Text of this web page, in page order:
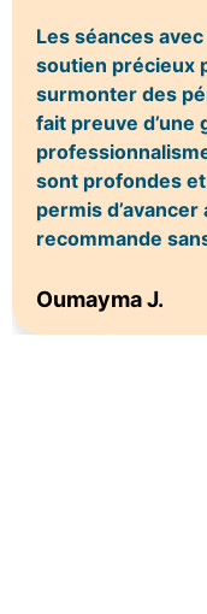
Les séances
soutien précieux
surmonter des
fait preuve d’une
sont profondes et
permis
recommande
Oumayma J.